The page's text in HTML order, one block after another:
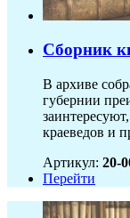
Сборник
В архиве
губернии
краеведов и
Артикул: 20-
Перейти